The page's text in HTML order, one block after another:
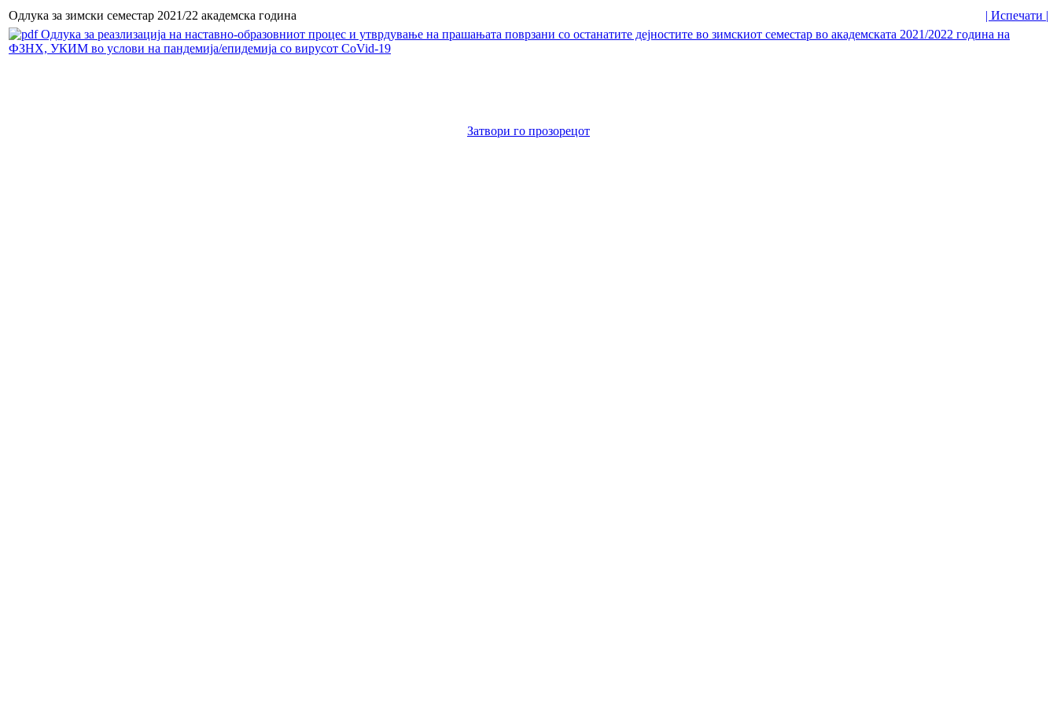
Одлука за зимски семестар 2021/22 академска година
| Испечати |
Одлука за реазлизација на наставно-образовниот процес и утврдување на прашањата поврзани со останатите дејностите во зимскиот семестар во академската 2021/2022 година на
ФЗНХ, УКИМ во услови на пандемија/епидемија со вирусот CoVid-19
Затвори го прозорецот